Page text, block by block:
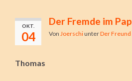
OKT.
04
Der Fremde im
Von JoerschiunterDer Freund
Thomas